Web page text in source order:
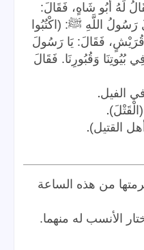
لَهُ أَبُو شَاهٍ، فَقَالَ:
رَسُولُ اللَّهِ ﷺ: (اكْتُبُوا
فَقَالَ: يَا رَسُولَ
فِي بُيُوتِنَا وَقُبُورِنَا. فَقَالَ
الفيل.
.
القتيل).
من هذه الساعة
الأنسب له منهما.